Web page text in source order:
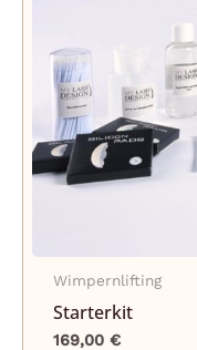
Wimpernlifting
Starterkit
169,00€